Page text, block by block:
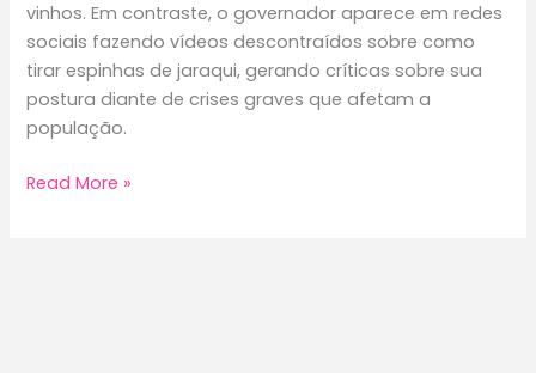
vinhos. Em contraste, o governador aparece em redes
sociais fazendo vídeos descontraídos sobre como
tirar espinhas de jaraqui, gerando críticas sobre sua
postura diante de crises graves que afetam a
população.
DEPOIS
Read More »